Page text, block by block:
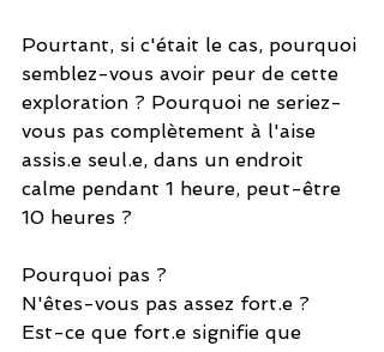
Pourtant, si c'était le cas, pourquoi
semblez-vous avoir peur de cette
exploration ? Pourquoi ne seriez-
vous pas complètement à l'aise
assis.e seul.e, dans un endroit
calme pendant 1 heure, peut-être
10 heures ?
Pourquoi pas ?
N'êtes-vous pas assez fort.e ?
Est-ce que fort.e signifie que